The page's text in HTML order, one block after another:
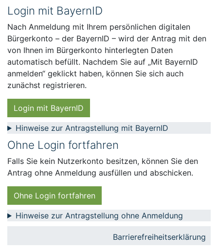
Login mit BayernID
Nach Anmeldung mit Ihrem persönlichen digitalen
Bürgerkonto – der BayernID – wird der Antrag mit den
von Ihnen im Bürgerkonto hinterlegten Daten
automatisch befüllt. Nachdem Sie auf „Mit BayernID
anmelden“ geklickt haben, können Sie sich auch
zunächst registrieren.
Login mit BayernID
Hinweise zur Antragstellung mit BayernID
Ohne Login fortfahren
Falls Sie kein Nutzerkonto besitzen, können Sie den
Antrag ohne Anmeldung ausfüllen und abschicken.
Ohne Login fortfahren
Hinweise zur Antragstellung ohne Anmeldung
Barrierefreiheitserklärung